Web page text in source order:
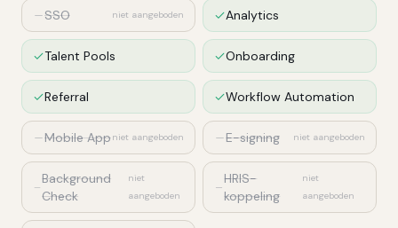
SSO niet aangeboden Analytics
Talent Pools Onboarding
Referral Workflow Automation
Mobile Appniet aangeboden E-signing niet aangeboden
Background
Check
niet
aangeboden
HRIS-
koppeling
niet
aangeboden